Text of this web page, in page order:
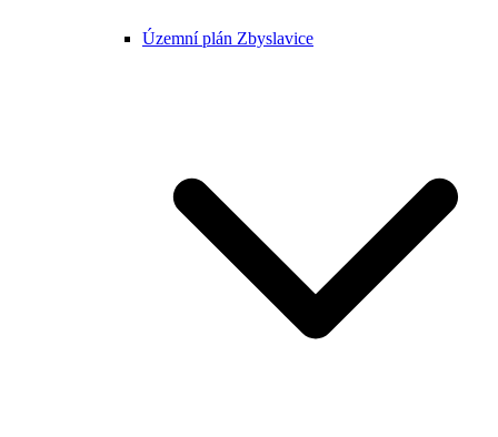
Územní plán Zbyslavice